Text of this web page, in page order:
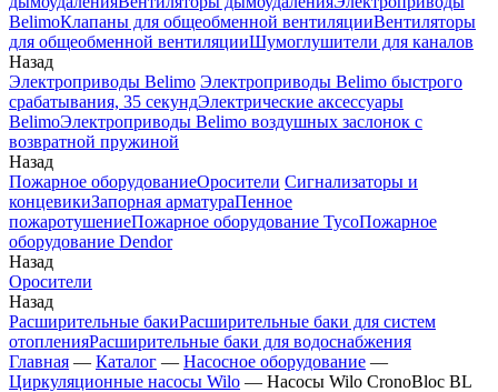
BelimoКлапаны для общеобменной вентиляцииВентиляторы
для общеобменной вентиляцииШумоглушители для каналов
Назад
Электроприводы Belimo Электроприводы Belimo быстрого
срабатывания, 35 секундЭлектрические аксессуары
BelimoЭлектроприводы Belimo воздушных заслонок c
возвратной пружиной
Назад
Пожарное оборудованиеОросители Сигнализаторы и
концевикиЗапорная арматураПенное
пожаротушениеПожарное оборудование TycoПожарное
оборудование Dendor
Назад
Оросители
Назад
Расширительные бакиРасширительные баки для систем
отопленияРасширительные баки для водоснабжения
Главная — Каталог — Насосное оборудование —
Циркуляционные насосы Wilo — Насосы Wilo CronoBloc BL